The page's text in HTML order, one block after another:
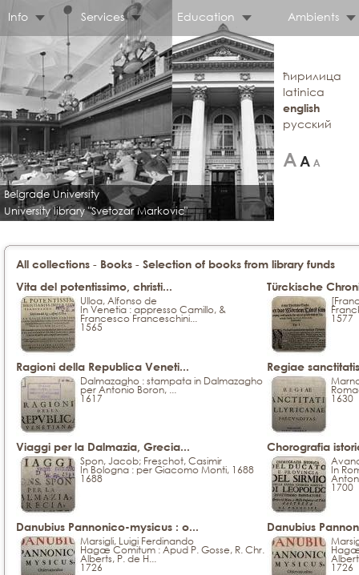
Info Services Education Ambients
Belgrade University
University library "Svetozar Markovic"
ћирилица
latinica
english
русский
All collections - Books - Selection of books from library funds
Vita del potentissimo, christi...
Ulloa, Alfonso de
In Venetia : appresso Camillo, &
Francesco Franceschini...
1565
Türckische
1577
Ragioni della Republica Veneti...
Dalmazagho : stampata in Dalmazagho
per Antonio Boron, ...
1617
Regiae
1630
Viaggi per la Dalmazia, Grecia...
Spon, Jacob; Freschot, Casimir
In Bologna : per Giacomo Monti, 1688
1688
Chorografia
In
1700
Danubius Pannonico-mysicus : o...
Marsigli, Luigi Ferdinando
Hagæ Comitum : Apud P. Gosse, R. Chr.
Alberts, P. de H...
1726
Danubius
Hagæ
1726